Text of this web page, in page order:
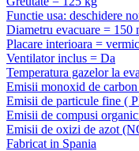
Functie usa: deschidere
Diametru evacuare = 150
Placare interioara =
Ventilator inclus = Da
Temperatura gazelor la
Emisii monoxid de
Emisii de particule fine (
Emisii de compusi
Emisii de oxizi de azot
Fabricat in Spania